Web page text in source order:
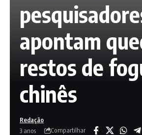
apontam
restos de
chinês
Redação
3 anos
Compartilhar